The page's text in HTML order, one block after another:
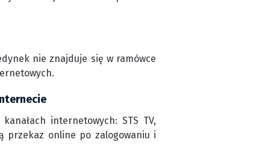
nie znajduje się w ramówce
internetowych: STS TV,
przekaz online po zalogowaniu i